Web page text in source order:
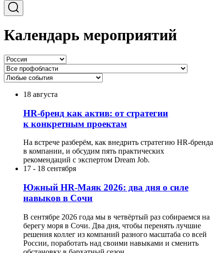
Календарь мероприятий
18 августа
HR-бренд как актив: от стратегии
к конкретным проектам
На встрече разберём, как внедрить стратегию HR-бренда
в компании, и обсудим пять практических
рекомендаций с экспертом Dream Job.
17 - 18 сентября
Южный HR-Маяк 2026: два дня о силе
навыков в Сочи
В сентябре 2026 года мы в четвёртый раз собираемся на
берегу моря в Сочи. Два дня, чтобы перенять лучшие
решения коллег из компаний разного масштаба со всей
России, поработать над своими навыками и сменить